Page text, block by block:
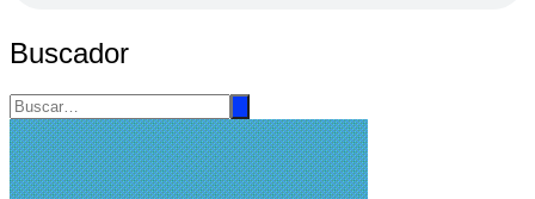
Buscador